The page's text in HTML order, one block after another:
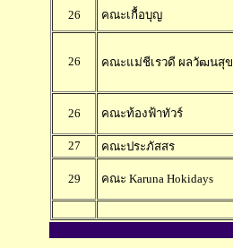
26 คณะเกื้อบุญ
26 คณะแม่ชีเรวดี ผลวัฒนสุข
26 คณะท้องฟ้าทัวร์
27 คณะประภัสสร
29 คณะ Karuna Hokidays